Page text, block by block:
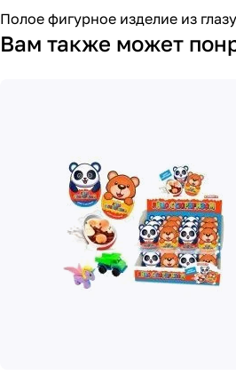
Полое фигурное изделие из
Вам также может